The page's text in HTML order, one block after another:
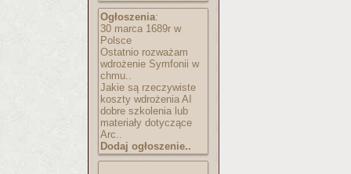
Ogłoszenia:
30 marca 1689r w
Polsce
Ostatnio rozważam
wdrożenie Symfonii w
chmu..
Jakie są rzeczywiste
koszty wdrożenia AI
dobre szkolenia lub
materiały dotyczące
Arc..
Dodaj ogłoszenie..